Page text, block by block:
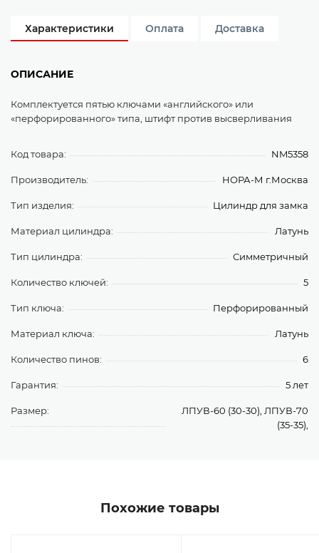
Характеристики Оплата Доставка
ОПИСАНИЕ
Комплектуется пятью ключами «английского» или
«перфорированного» типа, штифт против высверливания
Код товара: NM5358
Производитель: НОРА-М г.Москва
Тип изделия: Цилиндр для замка
Материал цилиндра: Латунь
Тип цилиндра: Симметричный
Количество ключей: 5
Тип ключа: Перфорированный
Материал ключа: Латунь
Количество пинов: 6
Гарантия: 5 лет
Размер:
ЛПУВ-60 (30-30), ЛПУВ-70
(35-35),
Похожие товары